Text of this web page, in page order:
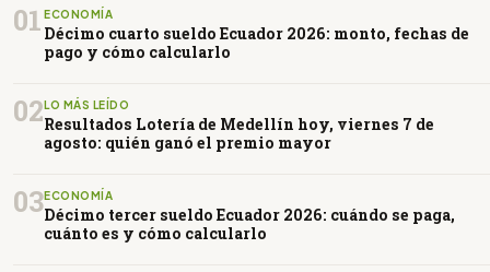
01 ECONOMÍA
Décimo cuarto sueldo Ecuador 2026: monto, fechas de
pago y cómo calcularlo
02 LO MÁS LEÍDO
Resultados Lotería de Medellín hoy, viernes 7 de
agosto: quién ganó el premio mayor
03ECONOMÍA
Décimo tercer sueldo Ecuador 2026: cuándo se paga,
cuánto es y cómo calcularlo